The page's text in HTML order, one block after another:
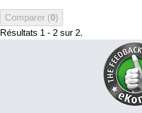
Comparer (0)
Résultats 1 - 2 sur 2.